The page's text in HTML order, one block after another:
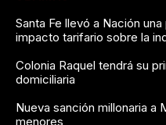
Santa Fe llevó a Nación
impacto tarifario sobre la
Colonia Raquel tendrá su
domiciliaria
Nueva sanción millonaria a
menores